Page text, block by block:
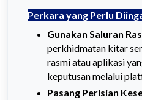
Perkara yang Perlu
Gunakan Saluran
perkhidmatan kitar
rasmi atau aplikasi
keputusan melalui
Pasang Perisian